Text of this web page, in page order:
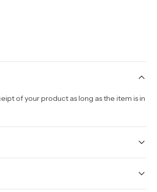
of your product as long as the item is in